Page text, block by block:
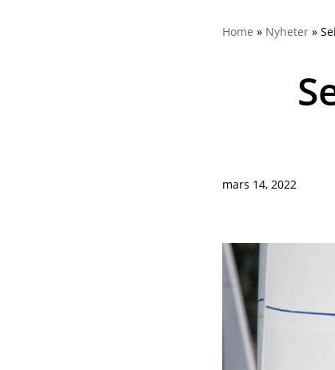
Home » Nyheter»
mars 14, 2022